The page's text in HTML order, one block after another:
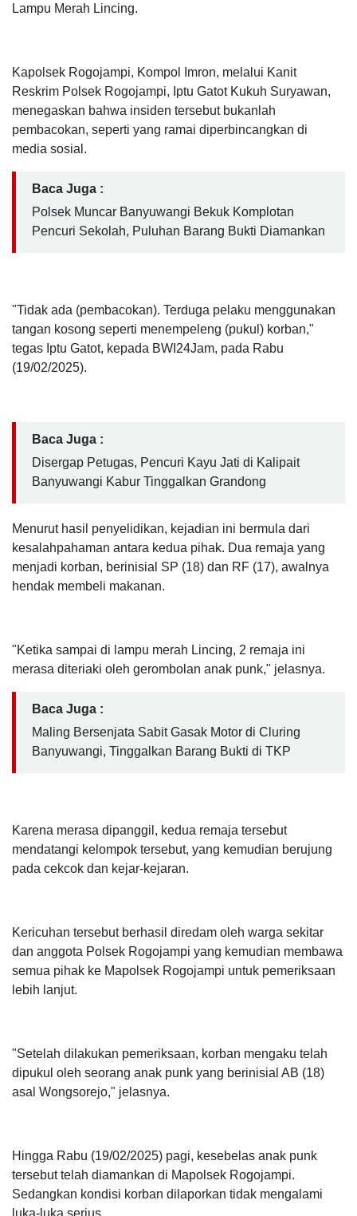
Lampu Merah Lincing.
Kapolsek Rogojampi, Kompol Imron, melalui Kanit
Reskrim Polsek Rogojampi, Iptu Gatot Kukuh Suryawan,
menegaskan bahwa insiden tersebut bukanlah
pembacokan, seperti yang ramai diperbincangkan di
media sosial.
Baca Juga :
Polsek Muncar Banyuwangi Bekuk Komplotan
Pencuri Sekolah, Puluhan Barang Bukti Diamankan
"Tidak ada (pembacokan). Terduga pelaku menggunakan
tangan kosong seperti menempeleng (pukul) korban,"
tegas Iptu Gatot, kepada BWI24Jam, pada Rabu
(19/02/2025).
Baca Juga :
Disergap Petugas, Pencuri Kayu Jati di Kalipait
Banyuwangi Kabur Tinggalkan Grandong
Menurut hasil penyelidikan, kejadian ini bermula dari
kesalahpahaman antara kedua pihak. Dua remaja yang
menjadi korban, berinisial SP (18) dan RF (17), awalnya
hendak membeli makanan.
"Ketika sampai di lampu merah Lincing, 2 remaja ini
merasa diteriaki oleh gerombolan anak punk," jelasnya.
Baca Juga :
Maling Bersenjata Sabit Gasak Motor di Cluring
Banyuwangi, Tinggalkan Barang Bukti di TKP
Karena merasa dipanggil, kedua remaja tersebut
mendatangi kelompok tersebut, yang kemudian berujung
pada cekcok dan kejar-kejaran.
Kericuhan tersebut berhasil diredam oleh warga sekitar
dan anggota Polsek Rogojampi yang kemudian membawa
semua pihak ke Mapolsek Rogojampi untuk pemeriksaan
lebih lanjut.
"Setelah dilakukan pemeriksaan, korban mengaku telah
dipukul oleh seorang anak punk yang berinisial AB (18)
asal Wongsorejo," jelasnya.
Hingga Rabu (19/02/2025) pagi, kesebelas anak punk
tersebut telah diamankan di Mapolsek Rogojampi.
Sedangkan kondisi korban dilaporkan tidak mengalami
luka-luka serius.